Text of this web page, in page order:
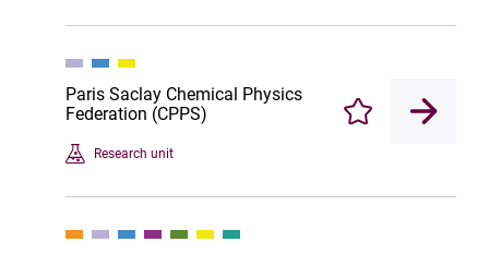
Paris Saclay Chemical Physics
Federation (CPPS)
Research unit
Enregistrer